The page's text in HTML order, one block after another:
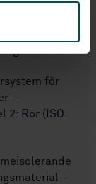
för
–
2: Rör (ISO
-